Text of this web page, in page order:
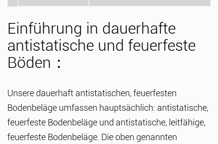
Einführung in dauerhafte
antistatische und feuerfeste
Böden：
Unsere dauerhaft antistatischen, feuerfesten
Bodenbeläge umfassen hauptsächlich: antistatische,
feuerfeste Bodenbeläge und antistatische, leitfähige,
feuerfeste Bodenbeläge. Die oben genannten